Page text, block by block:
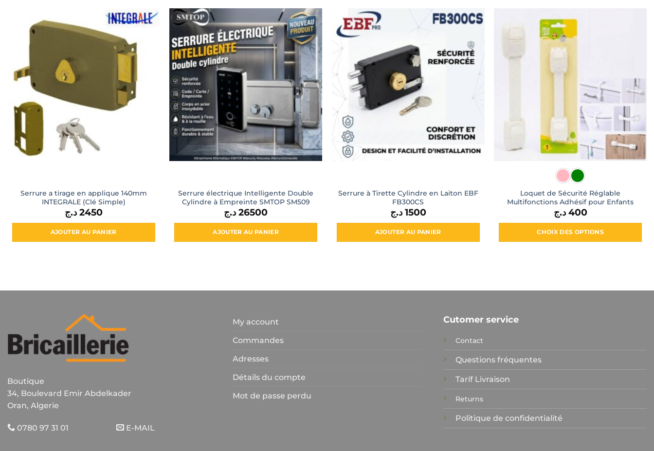
Serrure a tirage en applique 140mm
INTEGRALE (Clé Simple)
2450 د.ج
AJOUTER AU PANIER
Serrure électrique Intelligente Double
Cylindre à Empreinte SMTOP SM509
26500 د.ج
AJOUTER AU PANIER
Serrure à Tirette Cylindre en Laiton EBF
FB300CS
1500 د.ج
AJOUTER AU PANIER
Loquet de Sécurité Réglable
Multifonctions Adhésif pour Enfants
400 د.ج
CHOIX DES OPTIONS
variations.
la
du
Boutique
34, Boulevard Emir Abdelkader
Oran, Algerie
0780 97 31 01 E-MAIL
My account
Commandes
Adresses
Détails du compte
Mot de passe perdu
Cutomer service
Contact
Questions fréquentes
Tarif Livraison
Returns
Politique de confidentialité